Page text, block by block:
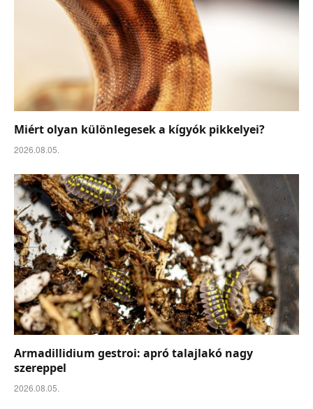
Miért olyan különlegesek a kígyók pikkelyei?
2026.08.05.
Armadillidium gestroi: apró talajlakó nagy
szereppel
2026.08.05.